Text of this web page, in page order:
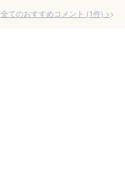
全てのおすすめコメント (1件) >